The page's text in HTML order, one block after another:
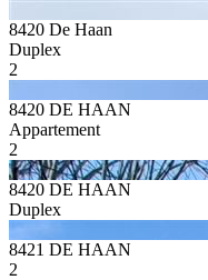
8420 De Haan
Duplex
2
8420 DE HAAN
Appartement
2
8420 DE HAAN
Duplex
8421 DE HAAN
2